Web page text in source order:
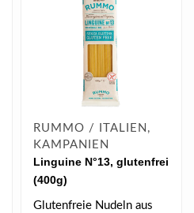
RUMMO / ITALIEN,
KAMPANIEN
Linguine N°13, glutenfrei
(400g)
Glutenfreie Nudeln aus